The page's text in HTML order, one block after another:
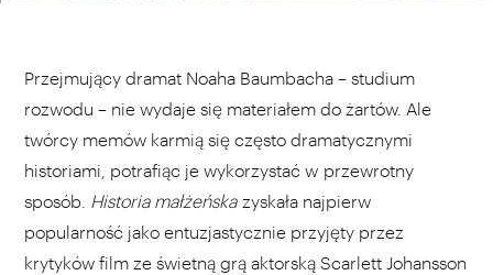
Przejmujący dramat Noaha Baumbacha – studium
rozwodu – nie wydaje się materiałem do żartów. Ale
twórcy memów karmią się często dramatycznymi
historiami, potrafiąc je wykorzystać w przewrotny
sposób. Historia małżeńskazyskała najpierw
popularność jako entuzjastycznie przyjęty przez
krytyków film ze świetną grą aktorską Scarlett Johansson